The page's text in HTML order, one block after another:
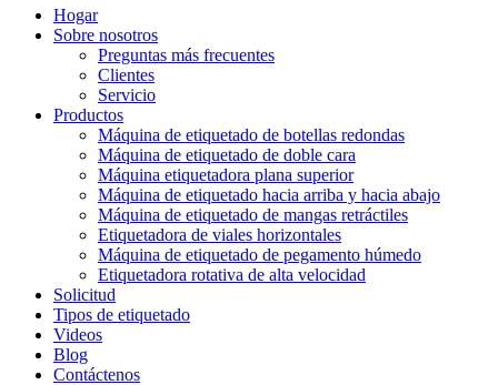
Hogar
Sobre nosotros
Preguntas más frecuentes
Clientes
Servicio
Productos
Máquina de etiquetado de botellas redondas
Máquina de etiquetado de doble cara
Máquina etiquetadora plana superior
Máquina de etiquetado hacia arriba y hacia abajo
Máquina de etiquetado de mangas retráctiles
Etiquetadora de viales horizontales
Máquina de etiquetado de pegamento húmedo
Etiquetadora rotativa de alta velocidad
Solicitud
Tipos de etiquetado
Videos
Blog
Contáctenos